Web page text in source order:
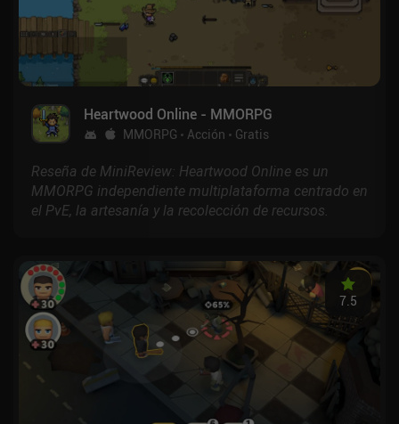
Heartwood Online - MMORPG
MMORPG Acción Gratis
Reseña de MiniReview: Heartwood Online es un
MMORPG independiente multiplataforma centrado en
el PvE, la artesanía y la recolección de recursos.
7.5